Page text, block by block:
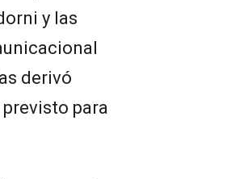
y las
derivó
para